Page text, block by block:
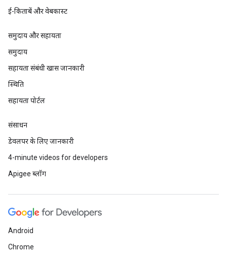
ई-किताबें और वेबकास्ट
समुदाय और सहायता
समुदाय
सहायता संबंधी खास जानकारी
स्थिति
सहायता पोर्टल
संसाधन
डेवलपर के लिए जानकारी
4-minute videos for developers
Apigee ब्लॉग
Android
Chrome